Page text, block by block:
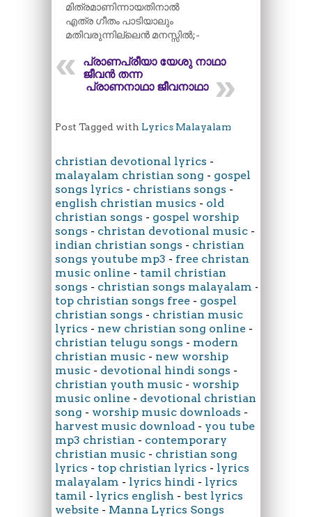
മിത്രമാണിന്നായതിനാൽ
എത്ര ഗീതം പാടിയാലും
മതിവരുന്നില്ലെൻ മനസ്സിൽ;-
പ്രാണപ്രീയാ യേശു നാഥാ
ജീവൻ തന്ന
പ്രാണനാഥാ ജീവനാഥാ
Post Tagged with Lyrics Malayalam
christian devotional lyrics -
malayalam christian song - gospel
songs lyrics - christians songs -
english christian musics - old
christian songs - gospel worship
songs - christan devotional music -
indian christian songs - christian
songs youtube mp3 - free christan
music online - tamil christian
songs - christian songs malayalam -
top christian songs free - gospel
christian songs - christian music
lyrics - new christian song online -
christian telugu songs - modern
christian music - new worship
music - devotional hindi songs -
christian youth music - worship
music online - devotional christian
song - worship music downloads -
harvest music download - you tube
mp3 christian - contemporary
christian music - christian song
lyrics - top christian lyrics - lyrics
malayalam - lyrics hindi - lyrics
tamil - lyrics english - best lyrics
website - Manna Lyrics Songs